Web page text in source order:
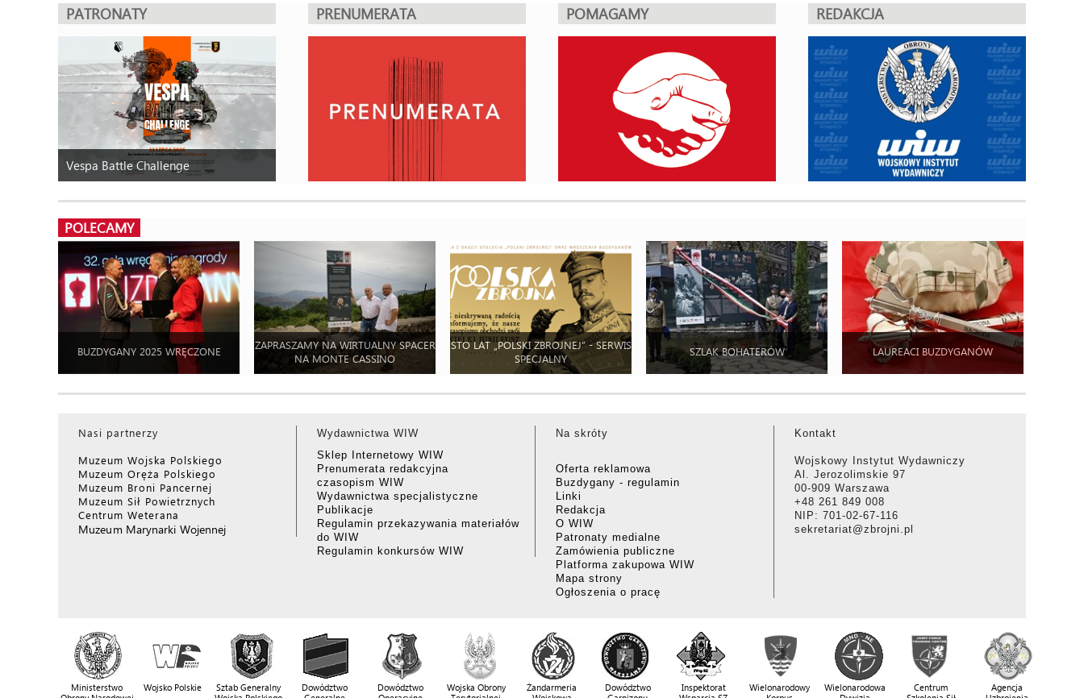
PATRONATY
Vespa Battle Challenge
PRENUMERATA POMAGAMY REDAKCJA
POLECAMY
BUZDYGANY 2025 WRĘCZONE
ZAPRASZAMY NA WIRTUALNY SPACER
NA MONTE CASSINO
STO LAT „POLSKI ZBROJNEJ” - SERWIS
SPECJALNY
SZLAK BOHATERÓW LAUREACI BUZDYGANÓW
Nasi partnerzy
Muzeum Wojska Polskiego
Muzeum Oręża Polskiego
Muzeum Broni Pancernej
Muzeum Sił Powietrznych
Centrum Weterana
Muzeum Marynarki Wojennej
Wydawnictwa WIW
Sklep Internetowy WIW
Prenumerata redakcyjna
czasopism WIW
Wydawnictwa specjalistyczne
Publikacje
Regulamin przekazywania materiałów
do WIW
Regulamin konkursów WIW
Na skróty
Oferta reklamowa
Buzdygany - regulamin
Linki
Redakcja
O WIW
Patronaty medialne
Zamówienia publiczne
Platforma zakupowa WIW
Mapa strony
Ogłoszenia o pracę
Kontakt
Wojskowy Instytut Wydawniczy
Al. Jerozolimskie 97
00-909 Warszawa
+48 261 849 008
NIP: 701-02-67-116
sekretariat@zbrojni.pl
Ministerstwo
Wojsko Polskie
Sztab Generalny
Dowództwo
Dowództwo
Wojska Obrony
Żandarmeria
Dowództwo
Inspektorat
Wielonarodowy
Wielonarodowa
Centrum
Agencja